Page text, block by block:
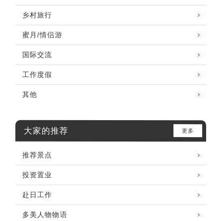
乡村旅行
蜜月/情侣游
国际交流
工作度假
其他
大家的推荐 更多
推荐景点
投资置业
赴日工作
多美人物物语